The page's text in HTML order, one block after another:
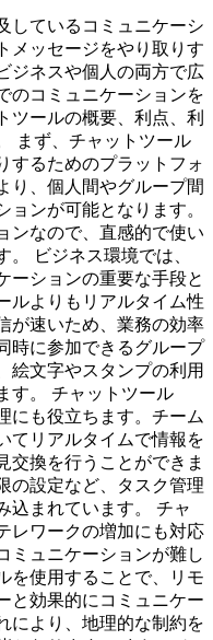
しているコミュニケーシ
メッセージをやり取りす
ジネスや個人の両方で広
のコミュニケーションを
ツールの概要、利点、利
まず、チャットツール
するためのプラットフォ
り、個人間やグループ間
ンが可能となります。
ンなので、直感的で使い
ビジネス環境では、
ーションの重要な手段と
ルよりもリアルタイム性
が速いため、業務の効率
時に参加できるグループ
絵文字やスタンプの利用
す。 チャットツール
にも役立ちます。チーム
てリアルタイムで情報を
交換を行うことができま
の設定など、タスク管理
込まれています。 チャ
レワークの増加にも対応
ミュニケーションが難し
を使用することで、リモ
と効果的にコミュニケー
により、地理的な制約を